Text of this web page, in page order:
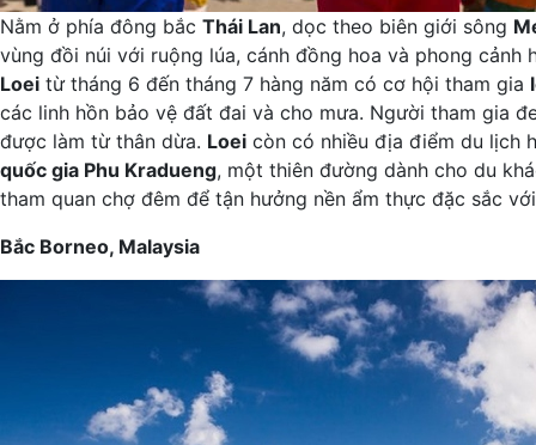
Nằm ở phía đông bắc Thái Lan, dọc theo biên giới sông
vùng đồi núi với ruộng lúa, cánh đồng hoa và phong cảnh
Loei từ tháng 6 đến tháng 7 hàng năm có cơ hội tham gia
các linh hồn bảo vệ đất đai và cho mưa. Người tham gia
được làm từ thân dừa. Loei còn có nhiều địa điểm du lịch
quốc gia Phu Kradueng, một thiên đường dành cho du
tham quan chợ đêm để tận hưởng nền ẩm thực đặc sắc
Bắc Borneo, Malaysia